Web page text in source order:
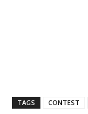
TAGS CONTEST